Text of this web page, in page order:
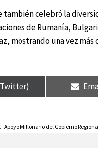
también celebró la
de Rumanía,
mostrando una vez
en Puertollano